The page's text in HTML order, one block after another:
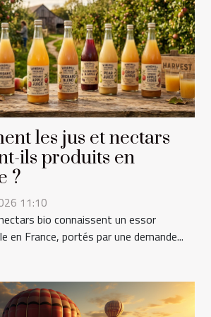
les jus et nectars
ils produits en
?
11:10
bio connaissent un essor
en France, portés par une demande...